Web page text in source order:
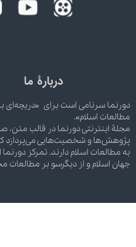
دربارۀ ما
دورنما سرنامی است برای «دریچه‌ای
مطالعات اسلام».
مجلۀ اینترنتی دورنما در قالب متن،
پژوهش‌ها و شخصیت‌هایی می‌پردازد که
به مطالعات اسلام دارند. تمرکز
جهان اسلام و از دیگرسو بر مطالعات